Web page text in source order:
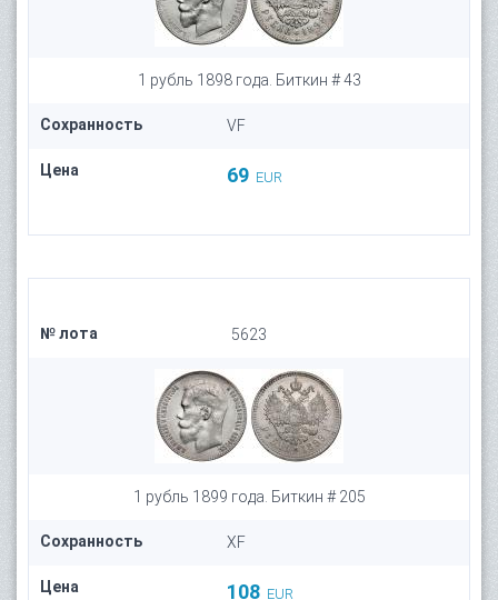
1 рубль 1898 года. Биткин # 43
Сохранность VF
Цена 69 EUR
№ лота 5623
1 рубль 1899 года. Биткин # 205
Сохранность XF
Цена 108 EUR